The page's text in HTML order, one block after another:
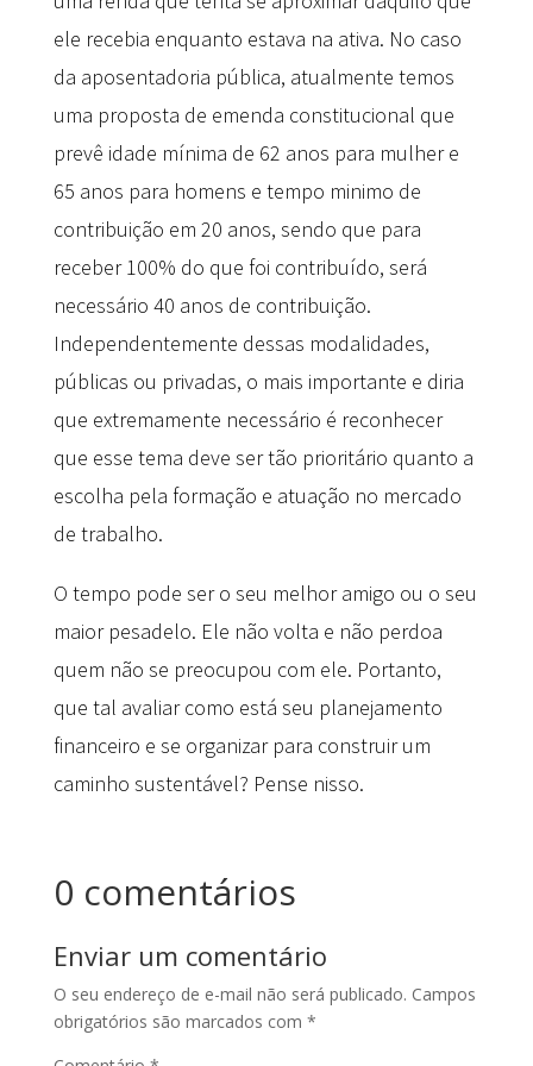
ele recebia enquanto estava na ativa. No caso
da aposentadoria pública, atualmente temos
uma proposta de emenda constitucional que
prevê idade mínima de 62 anos para mulher e
65 anos para homens e tempo minimo de
contribuição em 20 anos, sendo que para
receber 100% do que foi contribuído, será
necessário 40 anos de contribuição.
Independentemente dessas modalidades,
públicas ou privadas, o mais importante e diria
que extremamente necessário é reconhecer
que esse tema deve ser tão prioritário quanto a
escolha pela formação e atuação no mercado
de trabalho.
O tempo pode ser o seu melhor amigo ou o seu
maior pesadelo. Ele não volta e não perdoa
quem não se preocupou com ele. Portanto,
que tal avaliar como está seu planejamento
financeiro e se organizar para construir um
caminho sustentável? Pense nisso.
0 comentários
Enviar um comentário
O seu endereço de e-mail não será publicado. Campos
obrigatórios são marcados com *